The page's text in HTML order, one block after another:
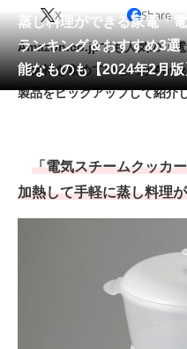
ペット
工具・DIY
生活家電
腕時計
釣り具・釣り用品
注目記事を集めた総合ページ
ITの今と未来を見通す
蒸し料理ができる家電「
ランキング＆おすすめ3
能なものも【2024年2月版
X Share
Amazon.co.jpでも人気の「
が支持を集めているのか
製品をピックアップして紹介
「電気スチームクッカ
加熱して手軽に蒸し料理